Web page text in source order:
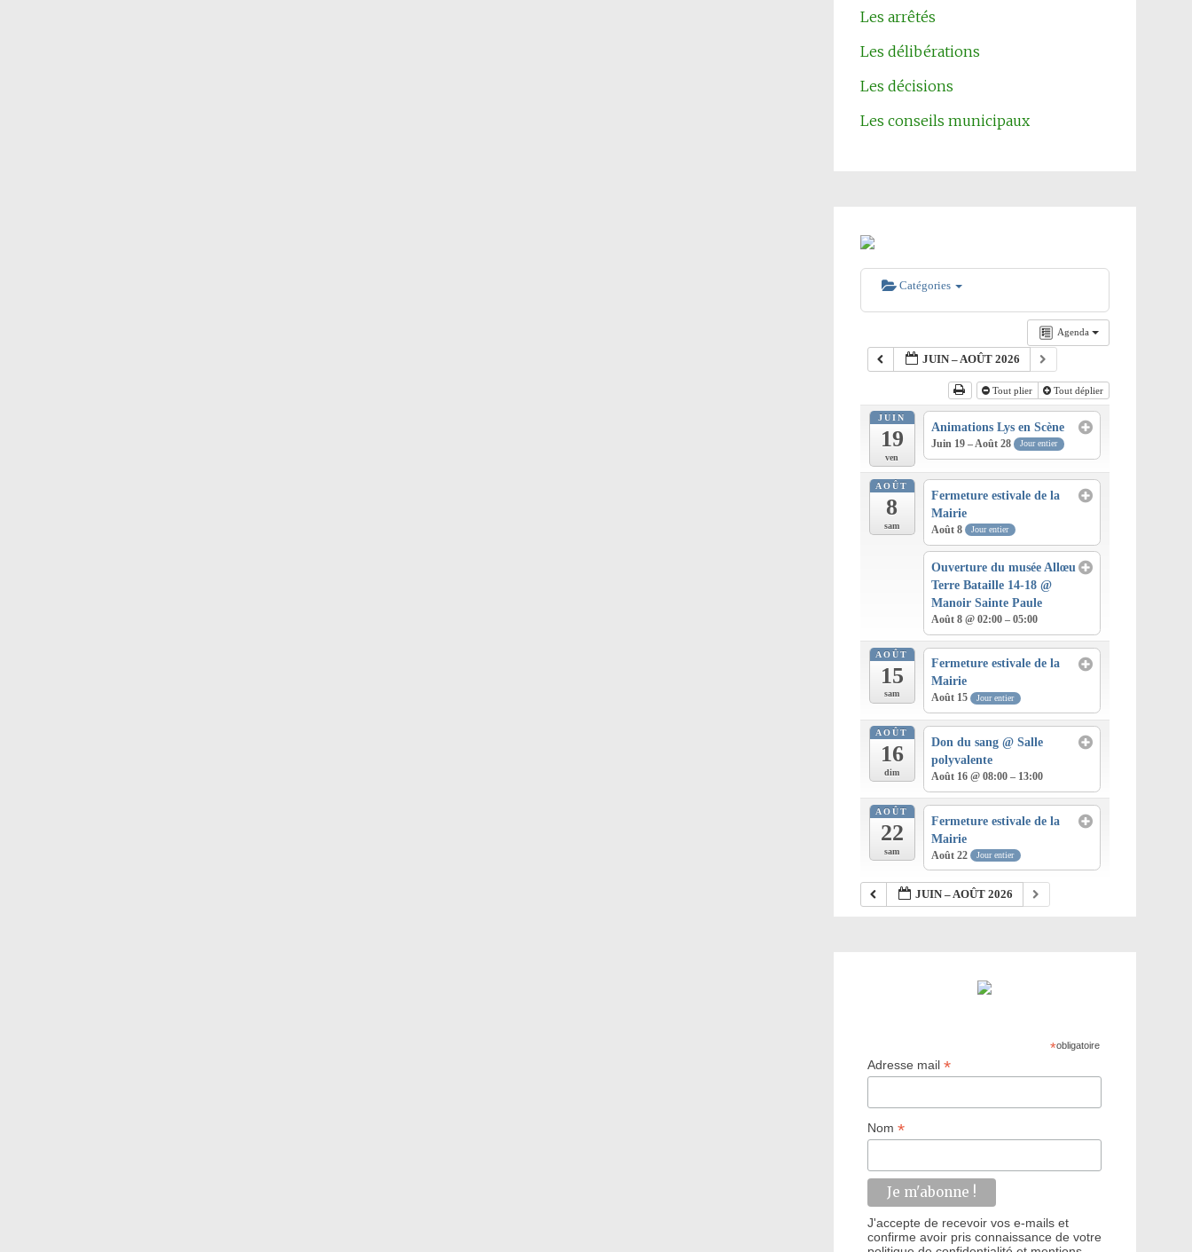
Les arrêtés
Les délibérations
Les décisions
Les conseils municipaux
Catégories
Agenda
JUIN – AOÛT 2026
Tout plier Tout déplier
JUIN
19
ven
Animations Lys en Scène
Juin 19 – Août 28 Jour entier
AOÛT
8
sam
Fermeture estivale de la
Mairie
Août 8 Jour entier
Ouverture du musée Allœu
Terre Bataille 14-18@
Manoir Sainte Paule
Août 8 @ 02:00 – 05:00
AOÛT
15
sam
Fermeture estivale de la
Mairie
Août 15 Jour entier
AOÛT
16
dim
Don du sang@ Salle
polyvalente
Août 16 @ 08:00 – 13:00
AOÛT
22
sam
Fermeture estivale de la
Mairie
Août 22 Jour entier
JUIN – AOÛT 2026
*obligatoire
Adresse mail*
Nom*
J'accepte de recevoir vos e-mails et
confirme avoir pris connaissance de votre